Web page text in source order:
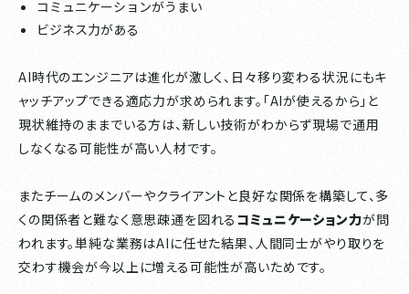
コミュニケーションがうまい
ビジネス力がある
AI時代のエンジニアは進化が激しく、日々移り変わる状況にもキ
ャッチアップできる適応力が求められます。「AIが使えるから」と
現状維持のままでいる方は、新しい技術がわからず現場で通用
しなくなる可能性が高い人材です。
またチームのメンバーやクライアントと良好な関係を構築して、多
くの関係者と難なく意思疎通を図れる コミュニケーション力が問
われます。単純な業務はAIに任せた結果、人間同士がやり取りを
交わす機会が今以上に増える可能性が高いためです。